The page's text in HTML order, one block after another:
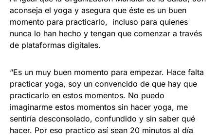
aconseja el yoga y asegura que éste es un buen
momento para practicarlo, incluso para quienes
nunca lo han hecho y tengan que comenzar a través
de plataformas digitales.
“Es un muy buen momento para empezar. Hace falta
practicar yoga, soy un convencido de que hay que
practicarlo en estos momentos. No puedo
imaginarme estos momentos sin hacer yoga, me
sentiría desconsolado, confundido y sin saber qué
hacer. Por eso practico así sean 20 minutos al día